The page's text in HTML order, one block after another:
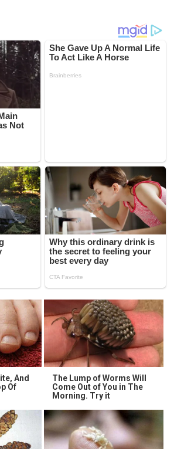
And
Of
The Lump of Worms Will
Come Out of You in The
Morning. Try it